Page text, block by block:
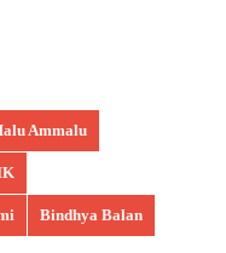
Ammalu
Bindhya Balan